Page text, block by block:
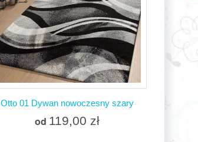
Dodaj do porównania
Otto 01 Dywan nowoczesny szary
od 119,00 zł